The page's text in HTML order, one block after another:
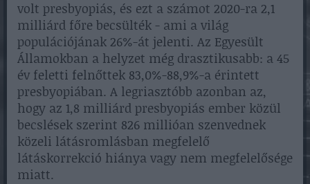
volt presbyopiás, és ezt a számot 2020-ra 2,1
milliárd főre becsülték - ami a világ
populációjának 26%-át jelenti. Az Egyesült
Államokban a helyzet még drasztikusabb: a 45
év feletti felnőttek 83,0%-88,9%-a érintett
presbyopiában. A legriasztóbb azonban az,
hogy az 1,8 milliárd presbyopiás ember közül
becslések szerint 826 millióan szenvednek
közeli látásromlásban megfelelő
látáskorrekció hiánya vagy nem megfelelősége
miatt.